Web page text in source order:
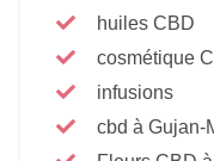
huiles CBD
cosmétique
infusions
cbd à Gujan-